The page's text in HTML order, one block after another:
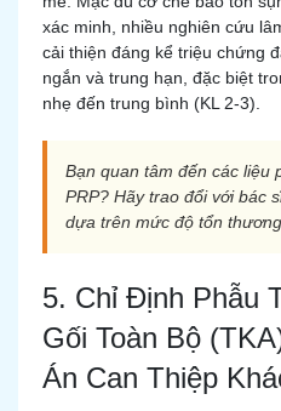
xác minh, nhiều nghiên cứu
cải thiện đáng kể triệu chứng
ngắn và trung hạn, đặc biệt
nhẹ đến trung bình (KL 2-3).
Bạn quan tâm đến các liệu
PRP? Hãy trao đổi với bác
dựa trên mức độ tổn
5. Chỉ Định Phẫu
Gối Toàn Bộ
Án Can Thiệp